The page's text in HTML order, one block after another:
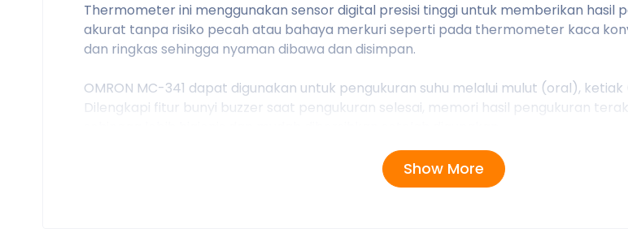
Thermometer ini menggunakan sensor digital presisi tinggi untuk memberikan hasil
akurat tanpa risiko pecah atau bahaya merkuri seperti pada thermometer kaca
dan ringkas sehingga nyaman dibawa dan disimpan.
OMRON MC-341 dapat digunakan untuk pengukuran suhu melalui mulut (oral),
Dilengkapi fitur bunyi buzzer saat pengukuran selesai, memori hasil pengukuran
Show More